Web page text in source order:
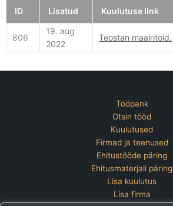
ID Lisatud Kuulutuse link
806
19. aug
2022
Teostan maalritöid.
Tööpank
Otsin tööd
Kuulutused
Firmad ja teenused
Ehitustööde päring
Ehitusmaterjali päring
Lisa kuulutus
Lisa firma